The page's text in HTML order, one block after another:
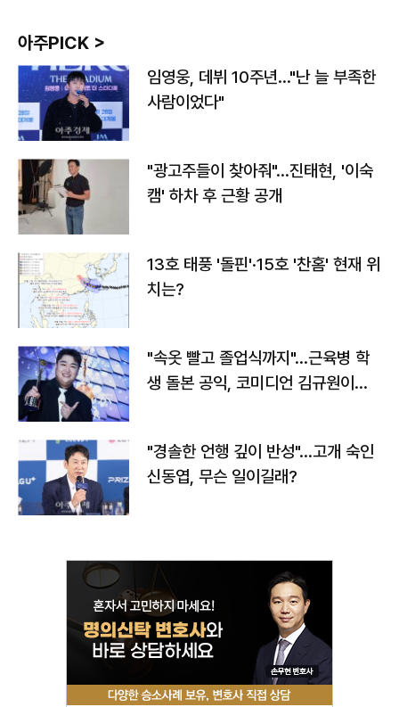
아주PICK >
임영웅, 데뷔 10주년…"난 늘 부족한
사람이었다"
"광고주들이 찾아줘"…진태현, '이숙
캠' 하차 후 근황 공개
13호 태풍 '돌핀'·15호 '찬홈' 현재 위
치는?
"속옷 빨고 졸업식까지"…근육병 학
생 돌본 공익, 코미디언 김규원이었
"경솔한 언행 깊이 반성"…고개 숙인
신동엽, 무슨 일이길래?